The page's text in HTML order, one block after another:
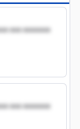
xxx xxxxxxx
xxx xxxxxxx